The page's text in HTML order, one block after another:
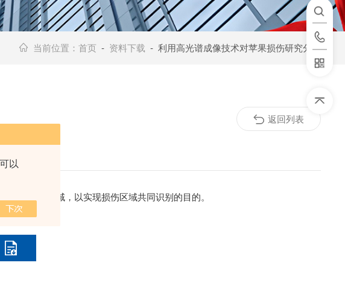
以
当前位置： 首页 - 资料下载 - 利用高光谱成像技术对苹果损伤研究分析
果的损伤区域，以实现损伤区域共同识别的目的。
返回列表